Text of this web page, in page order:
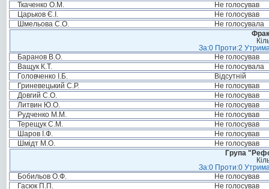
Ткаченко О.М.
Не голосував
Царьков Є.І.
Не голосував
Шмельова С.О.
Не голосувала
За:0 Проти:2
Баранов В.О.
Не голосував
Ващук К.Т.
Не голосувала
Головченко І.Б.
Відсутній
Гриневецький С.Р.
Не голосував
Довгий С.О.
Не голосував
Литвин Ю.О.
Не голосував
Рудченко М.М.
Не голосував
Терещук С.М.
Не голосував
Шаров І.Ф.
Не голосував
Шмідт М.О.
Не голосував
Група
За:0 Проти:0
Бобильов О.Ф.
Не голосував
Гасюк П.П.
Не голосував